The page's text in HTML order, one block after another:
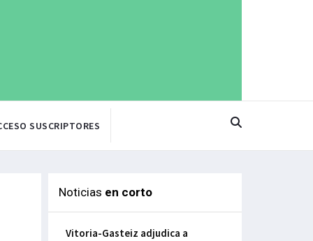
SUSCRIPTORES
Noticias en corto
Vitoria-Gasteiz adjudica a